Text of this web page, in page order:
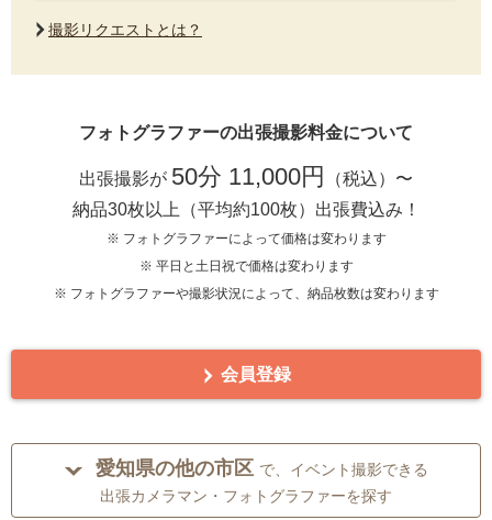
撮影リクエストとは？
フォトグラファーの出張撮影料金について
出張撮影が 50分 11,000円
（税込）〜
納品30枚以上（平均約100枚）出張費込み！
※ フォトグラファーによって価格は変わります
※ 平日と土日祝で価格は変わります
※ フォトグラファーや撮影状況によって、納品枚数は変わります
会員登録
愛知県の他の市区 で、イベント撮影できる
出張カメラマン・フォトグラファーを探す